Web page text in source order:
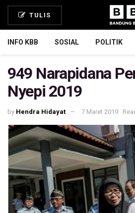
TULIS
INFO KBB SOSIAL POLITIK
949 Narapidana
Nyepi 2019
by Hendra Hidayat 7 Maret 2019